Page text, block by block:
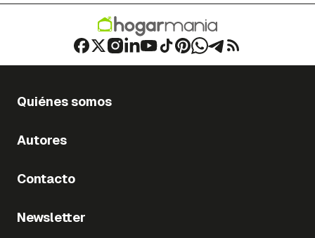
Quiénes somos
Autores
Contacto
Newsletter